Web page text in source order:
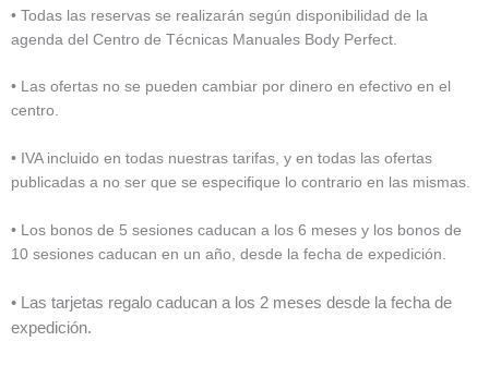
• Todas las reservas se realizarán según disponibilidad de la
agenda del Centro de Técnicas Manuales Body Perfect.
• Las ofertas no se pueden cambiar por dinero en efectivo en el
centro.
• IVA incluido en todas nuestras tarifas, y en todas las ofertas
publicadas a no ser que se especifique lo contrario en las mismas.
• Los bonos de 5 sesiones caducan a los 6 meses y los bonos de
10 sesiones caducan en un año, desde la fecha de expedición.
• Las tarjetas regalo caducan a los 2 meses desde la fecha de
expedición.